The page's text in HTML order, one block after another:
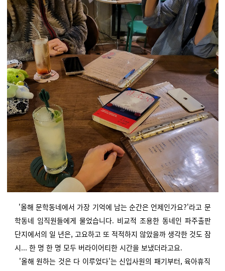
'올해 문학동네에서 가장 기억에 남는 순간은 언제인가요?'라고 문
학동네 임직원들에게 물었습니다. 비교적 조용한 동네인 파주출판
단지에서의 일 년은, 고요하고 또 적적하지 않았을까 생각한 것도 잠
시... 한 명 한 명 모두 버라이어티한 시간을 보냈더라고요.
'올해 원하는 것은 다 이루었다'는 신입사원의 패기부터, 육아휴직